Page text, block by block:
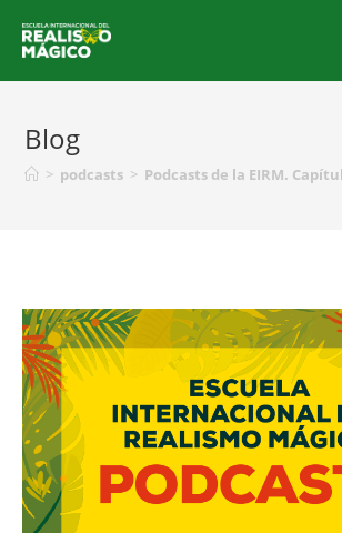
Blog
> podcasts > Podcasts de la EIRM.